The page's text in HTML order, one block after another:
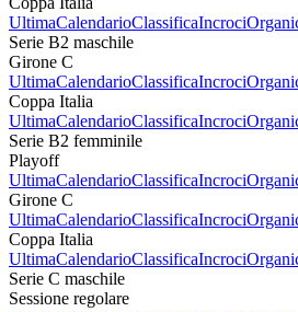
UltimaCalendarioClassificaIncroci
Serie B2 maschile
Girone C
UltimaCalendarioClassificaIncroci
Coppa Italia
UltimaCalendarioClassificaIncroci
Serie B2 femminile
Playoff
UltimaCalendarioClassificaIncroci
Girone C
UltimaCalendarioClassificaIncroci
Coppa Italia
UltimaCalendarioClassificaIncroci
Serie C maschile
Sessione regolare